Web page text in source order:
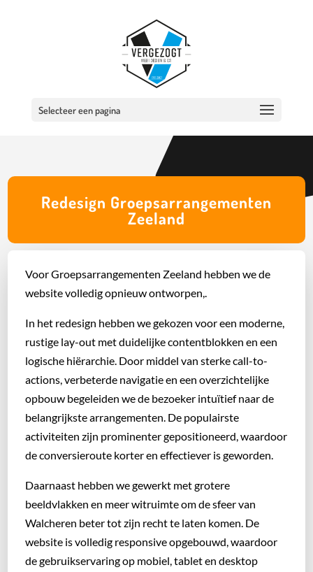
Selecteer een pagina
Redesign Groepsarrangementen
Zeeland
Voor Groepsarrangementen Zeeland hebben we de
website volledig opnieuw ontworpen,.
In het redesign hebben we gekozen voor een moderne,
rustige lay-out met duidelijke contentblokken en een
logische hiërarchie. Door middel van sterke call-to-
actions, verbeterde navigatie en een overzichtelijke
opbouw begeleiden we de bezoeker intuïtief naar de
belangrijkste arrangementen. De populairste
activiteiten zijn prominenter gepositioneerd, waardoor
de conversieroute korter en effectiever is geworden.
Daarnaast hebben we gewerkt met grotere
beeldvlakken en meer witruimte om de sfeer van
Walcheren beter tot zijn recht te laten komen. De
website is volledig responsive opgebouwd, waardoor
de gebruikservaring op mobiel, tablet en desktop